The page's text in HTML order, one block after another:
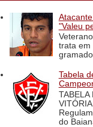
"Valeu
trata em
Tabela
TABELA
do